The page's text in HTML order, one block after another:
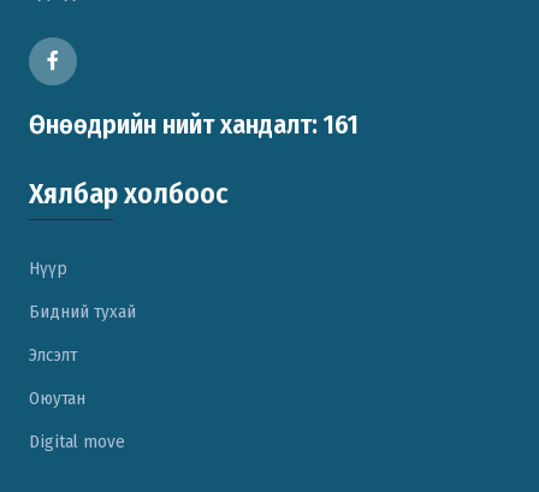
Өнөөдрийн нийт хандалт: 161
Хялбар холбоос
Нүүр
Бидний тухай
Элсэлт
Оюутан
Digital move